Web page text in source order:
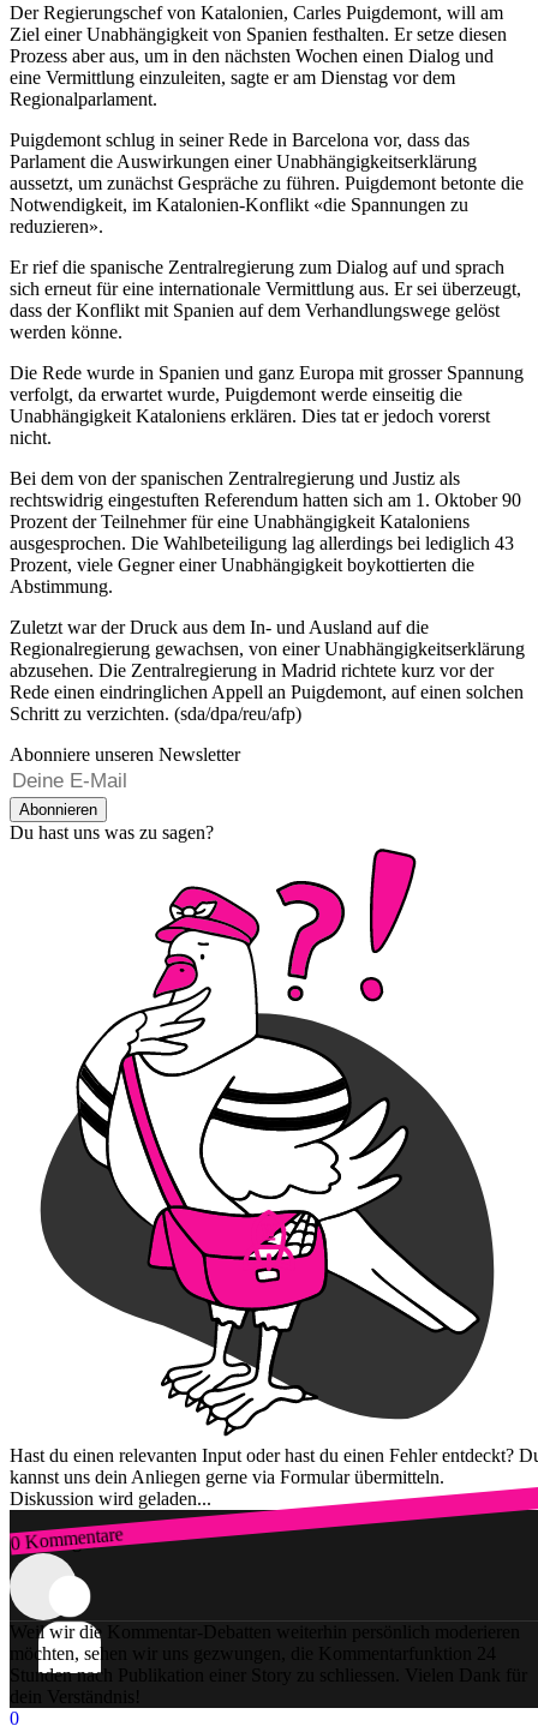
Der Regierungschef von Katalonien, Carles Puigdemont, will am
Ziel einer Unabhängigkeit von Spanien festhalten. Er setze diesen
Prozess aber aus, um in den nächsten Wochen einen Dialog und
eine Vermittlung einzuleiten, sagte er am Dienstag vor dem
Regionalparlament.
Puigdemont schlug in seiner Rede in Barcelona vor, dass das
Parlament die Auswirkungen einer Unabhängigkeitserklärung
aussetzt, um zunächst Gespräche zu führen. Puigdemont betonte die
Notwendigkeit, im Katalonien-Konflikt «die Spannungen zu
reduzieren».
Er rief die spanische Zentralregierung zum Dialog auf und sprach
sich erneut für eine internationale Vermittlung aus. Er sei überzeugt,
dass der Konflikt mit Spanien auf dem Verhandlungswege gelöst
werden könne.
Die Rede wurde in Spanien und ganz Europa mit grosser Spannung
verfolgt, da erwartet wurde, Puigdemont werde einseitig die
Unabhängigkeit Kataloniens erklären. Dies tat er jedoch vorerst
nicht.
Bei dem von der spanischen Zentralregierung und Justiz als
rechtswidrig eingestuften Referendum hatten sich am 1. Oktober 90
Prozent der Teilnehmer für eine Unabhängigkeit Kataloniens
ausgesprochen. Die Wahlbeteiligung lag allerdings bei lediglich 43
Prozent, viele Gegner einer Unabhängigkeit boykottierten die
Abstimmung.
Zuletzt war der Druck aus dem In- und Ausland auf die
Regionalregierung gewachsen, von einer Unabhängigkeitserklärung
abzusehen. Die Zentralregierung in Madrid richtete kurz vor der
Rede einen eindringlichen Appell an Puigdemont, auf einen solchen
Schritt zu verzichten. (sda/dpa/reu/afp)
Abonniere unseren Newsletter
Abonnieren
Du hast uns was zu sagen?
Hast du einen relevanten Input oder hast du einen Fehler entdeckt?
kannst uns dein Anliegen gerne via Formular übermitteln.
Diskussion wird geladen...
0 Kommentare
Zum Login
Weil wir die Kommentar-Debatten weiterhin persönlich moderieren
möchten, sehen wir uns gezwungen, die Kommentarfunktion 24
Stunden nach Publikation einer Story zu schliessen. Vielen Dank für
dein Verständnis!
0